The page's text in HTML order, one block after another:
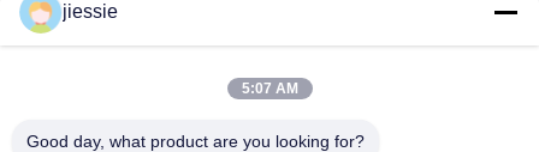
Autocollant perforé de vinyle de 40% du transparent un de
vision imprimable de manière pour la publicité de fenêtre
Autocollant perforé micro de fenêtre de vision de manière du
jiessie
5:07 AM
Good day, what product are you looking for?